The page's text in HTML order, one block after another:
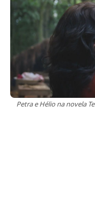
Petra e Hélio na novela